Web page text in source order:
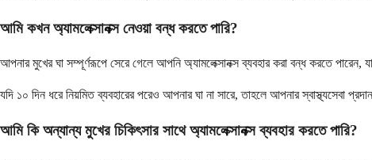
আমি কখন অ্যামলেক্সানক্স নেওয়া বন্ধ করতে পারি?
আপনার মুখের ঘা সম্পূর্ণরূপে সেরে গেলে আপনি অ্যামলেক্সানক্স ব্যবহার করা বন্ধ করতে
যদি ১০ দিন ধরে নিয়মিত ব্যবহারের পরেও আপনার ঘা না সারে, তাহলে আপনার
আমি কি অন্যান্য মুখের চিকিৎসার সাথে অ্যামলেক্সানক্স ব্যবহার করতে পারি?